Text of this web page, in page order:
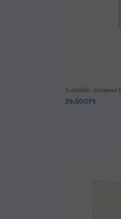
Asztalfűtés -Infrapanel
39,500Ft